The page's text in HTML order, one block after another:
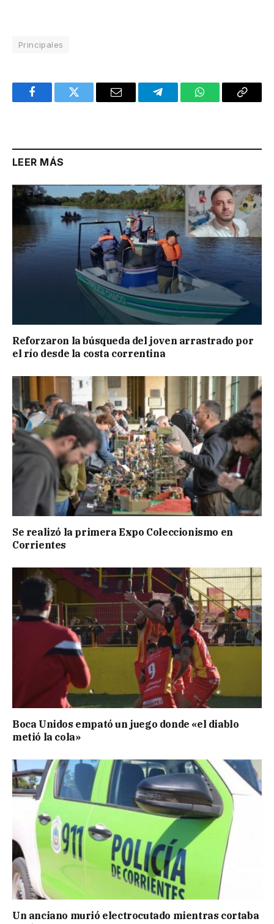
Principales
FacebookTwitter Email TelegramWhatsAppCopy
LEER MÁS
Reforzaron la búsqueda del joven arrastrado por
el río desde la costa correntina
Se realizó la primera Expo Coleccionismo en
Corrientes
Boca Unidos empató un juego donde «el diablo
metió la cola»
Un anciano murió electrocutado mientras cortaba